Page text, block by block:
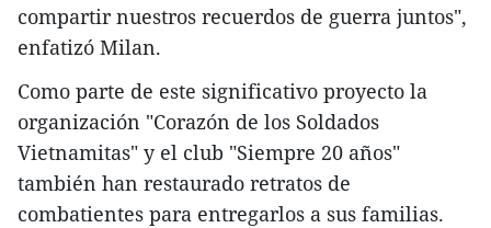
compartir nuestros recuerdos de guerra juntos",
enfatizó Milan.
Como parte de este significativo proyecto la
organización "Corazón de los Soldados
Vietnamitas" y el club "Siempre 20 años"
también han restaurado retratos de
combatientes para entregarlos a sus familias.